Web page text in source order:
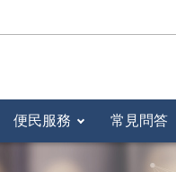
便民服務 常見問答